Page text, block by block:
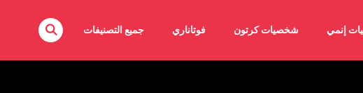
إنمي شخصيات كرتون فوتاناري جميع التصنيفات